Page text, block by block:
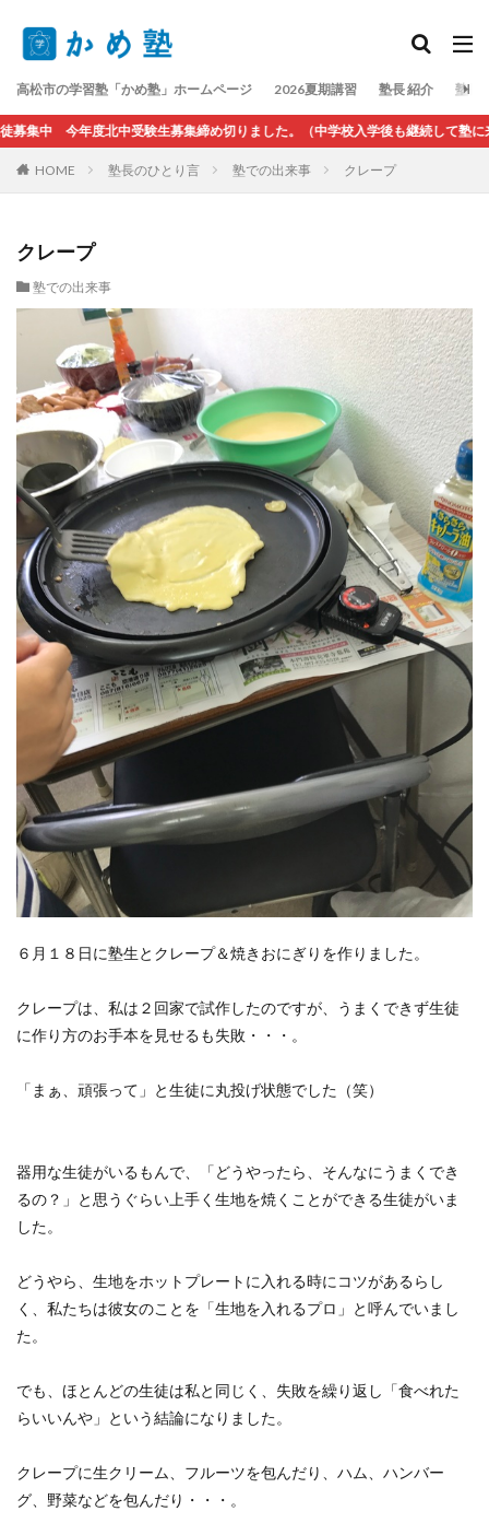
高松市の学習塾「かめ塾」ホームページ 2026夏期講習 塾長 紹介 塾長
今年度北中受験生募集締め切りました。（中学校入学後も継続して塾に来ら
HOME 塾長のひとり言 塾での出来事 クレープ
クレープ
塾での出来事
６月１８日に塾生とクレープ＆焼きおにぎりを作りました。
クレープは、私は２回家で試作したのですが、うまくできず生徒
に作り方のお手本を見せるも失敗・・・。
「まぁ、頑張って」と生徒に丸投げ状態でした（笑）
器用な生徒がいるもんで、「どうやったら、そんなにうまくでき
るの？」と思うぐらい上手く生地を焼くことができる生徒がいま
した。
どうやら、生地をホットプレートに入れる時にコツがあるらし
く、私たちは彼女のことを「生地を入れるプロ」と呼んでいまし
た。
でも、ほとんどの生徒は私と同じく、失敗を繰り返し「食べれた
らいいんや」という結論になりました。
クレープに生クリーム、フルーツを包んだり、ハム、ハンバー
グ、野菜などを包んだり・・・。